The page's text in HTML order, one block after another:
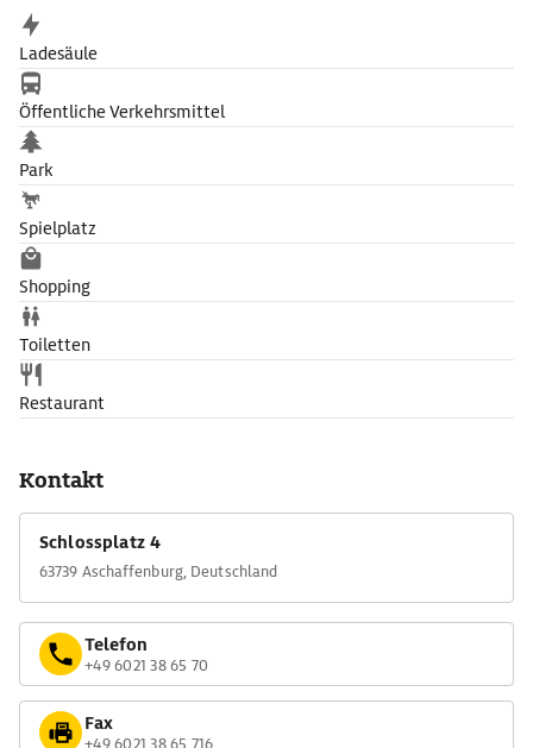
Ladesäule
Öffentliche Verkehrsmittel
Park
Spielplatz
Shopping
Toiletten
Restaurant
Kontakt
Schlossplatz 4
63739 Aschaffenburg, Deutschland
Telefon
+49 6021 38 65 70
Fax
+49 6021 38 65 716